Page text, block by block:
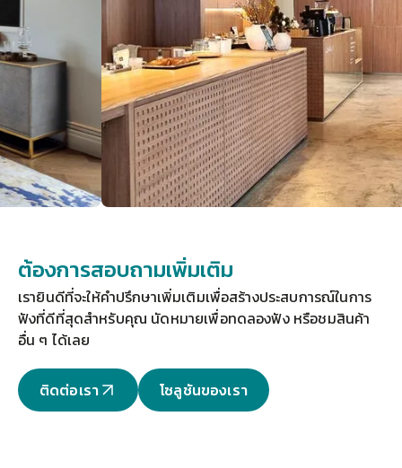
ต้องการสอบถามเพิ่มเติม
เรายินดีที่จะให้คำปรึกษาเพิ่มเติมเพื่อสร้างประสบการณ์ในการ
ฟังที่ดีที่สุดสำหรับคุณ นัดหมายเพื่อทดลองฟัง หรือชมสินค้า
อื่น ๆ ได้เลย
ติดต่อเรา โซลูชันของเรา